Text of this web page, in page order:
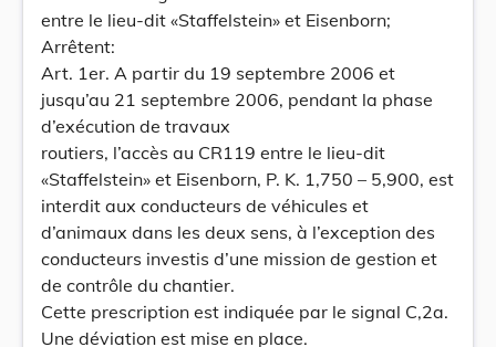
entre le lieu-dit «Staffelstein» et Eisenborn;
Arrêtent:
Art. 1er. A partir du 19 septembre 2006 et
jusqu’au 21 septembre 2006, pendant la phase
d’exécution de travaux
routiers, l’accès au CR119 entre le lieu-dit
«Staffelstein» et Eisenborn, P. K. 1,750 – 5,900, est
interdit aux conducteurs de véhicules et
d’animaux dans les deux sens, à l’exception des
conducteurs investis d’une mission de gestion et
de contrôle du chantier.
Cette prescription est indiquée par le signal C,2a.
Une déviation est mise en place.